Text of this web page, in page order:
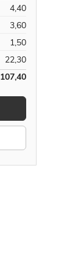
4,40
3,60
1,50
22,30
107,40